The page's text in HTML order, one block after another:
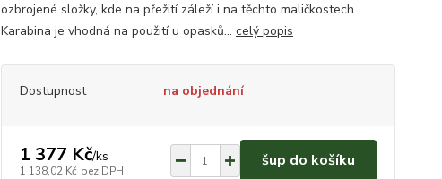
ozbrojené složky, kde na přežití záleží i na těchto maličkostech.
Karabina je vhodná na použití u opasků... celý popis
Dostupnost na objednání
1 377 Kč/ks
1 138,02 Kč bez DPH
šup do košíku